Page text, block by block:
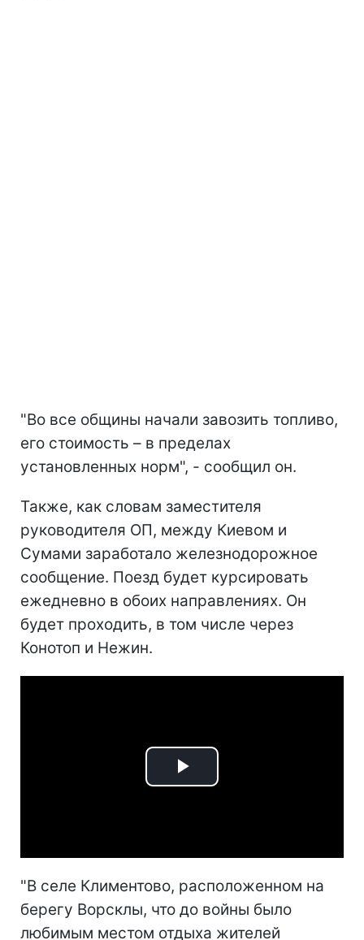
"Во все общины начали завозить топливо,
его стоимость – в пределах
установленных норм", - сообщил он.
Также, как словам заместителя
руководителя ОП, между Киевом и
Сумами заработало железнодорожное
сообщение. Поезд будет курсировать
ежедневно в обоих направлениях. Он
будет проходить, в том числе через
Конотоп и Нежин.
Play
"В селе Климентово, расположенном на
берегу Ворсклы, что до войны было
любимым местом отдыха жителей